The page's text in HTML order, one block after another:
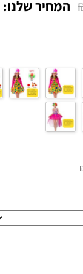
המחיר
₪145.